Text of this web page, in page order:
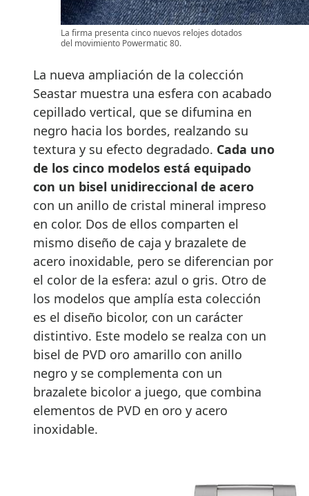
La firma presenta cinco nuevos relojes dotados
del movimiento Powermatic 80.
La nueva ampliación de la colección
Seastar muestra una esfera con acabado
cepillado vertical, que se difumina en
negro hacia los bordes, realzando su
textura y su efecto degradado. Cada uno
de los cinco modelos está equipado
con un bisel unidireccional de acero
con un anillo de cristal mineral impreso
en color. Dos de ellos comparten el
mismo diseño de caja y brazalete de
acero inoxidable, pero se diferencian por
el color de la esfera: azul o gris. Otro de
los modelos que amplía esta colección
es el diseño bicolor, con un carácter
distintivo. Este modelo se realza con un
bisel de PVD oro amarillo con anillo
negro y se complementa con un
brazalete bicolor a juego, que combina
elementos de PVD en oro y acero
inoxidable.